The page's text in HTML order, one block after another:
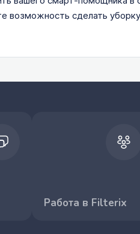
возможность сделать
Работа в Filterix